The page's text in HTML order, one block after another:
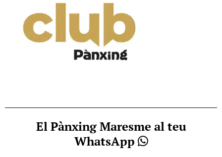
El Pànxing Maresme al teu
WhatsApp